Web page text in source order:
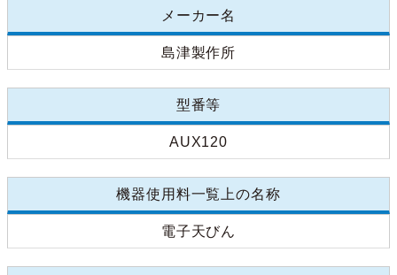
メーカー名
島津製作所
型番等
AUX120
機器使用料一覧上の名称
電子天びん